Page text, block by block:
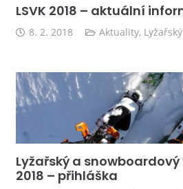
LSVK 2018 – aktuální
8. 2. 2018 Aktuality,
Lyžařský a
2018 – přihláška